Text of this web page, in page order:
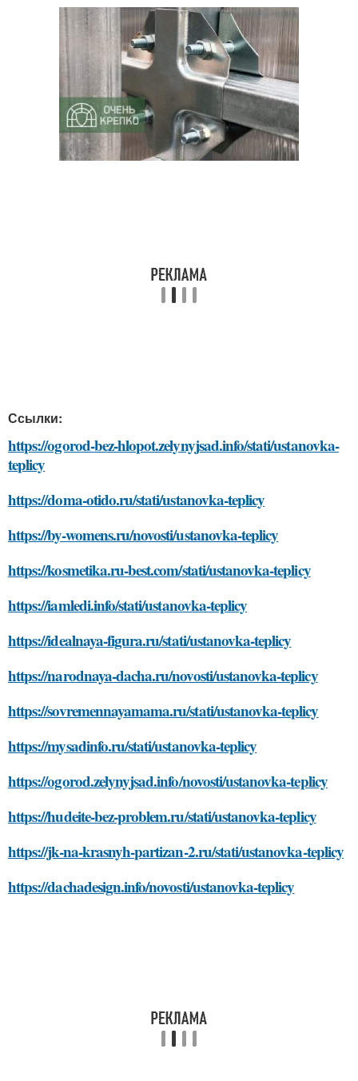
Ссылки:
https://ogorod-bez-hlopot.zelynyjsad.info/stati/ustanovka-
teplicy
https://doma-otido.ru/stati/ustanovka-teplicy
https://by-womens.ru/novosti/ustanovka-teplicy
https://kosmetika.ru-best.com/stati/ustanovka-teplicy
https://iamledi.info/stati/ustanovka-teplicy
https://idealnaya-figura.ru/stati/ustanovka-teplicy
https://narodnaya-dacha.ru/novosti/ustanovka-teplicy
https://sovremennayamama.ru/stati/ustanovka-teplicy
https://mysadinfo.ru/stati/ustanovka-teplicy
https://ogorod.zelynyjsad.info/novosti/ustanovka-teplicy
https://hudeite-bez-problem.ru/stati/ustanovka-teplicy
https://jk-na-krasnyh-partizan-2.ru/stati/ustanovka-teplicy
https://dachadesign.info/novosti/ustanovka-teplicy